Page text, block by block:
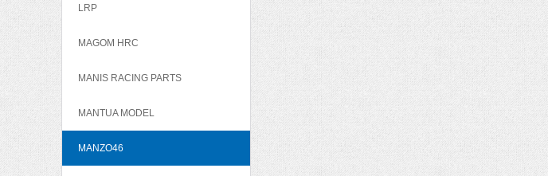
LRP
MAGOM HRC
MANIS RACING PARTS
MANTUA MODEL
MANZO46